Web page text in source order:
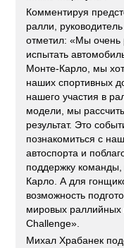
Комментируя
ралли,
отметил: «Мы
испытать
Монте-Карло, мы
наших спортивных
нашего участия в
модели, мы
результат. Это
познакомиться с
автоспорта и
поддержку
Карло. А для
возможность
мировых раллийных
Challenge».
Михал Храбанек